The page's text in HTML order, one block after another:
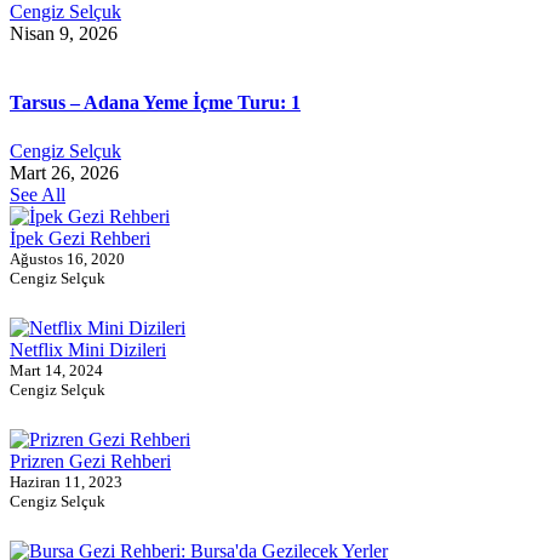
Cengiz Selçuk
Nisan 9, 2026
Tarsus – Adana Yeme İçme Turu: 1
Cengiz Selçuk
Mart 26, 2026
See All
İpek Gezi Rehberi
Ağustos 16, 2020
Cengiz Selçuk
Netflix Mini Dizileri
Mart 14, 2024
Cengiz Selçuk
Prizren Gezi Rehberi
Haziran 11, 2023
Cengiz Selçuk